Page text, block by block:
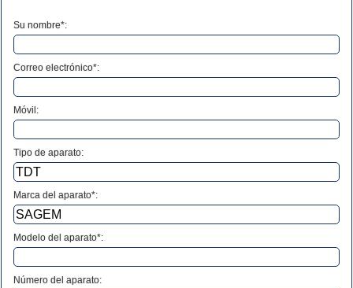
Su nombre*:
Correo electrónico*:
Móvil:
Tipo de aparato:
Marca del aparato*:
Modelo del aparato*:
Número del aparato: